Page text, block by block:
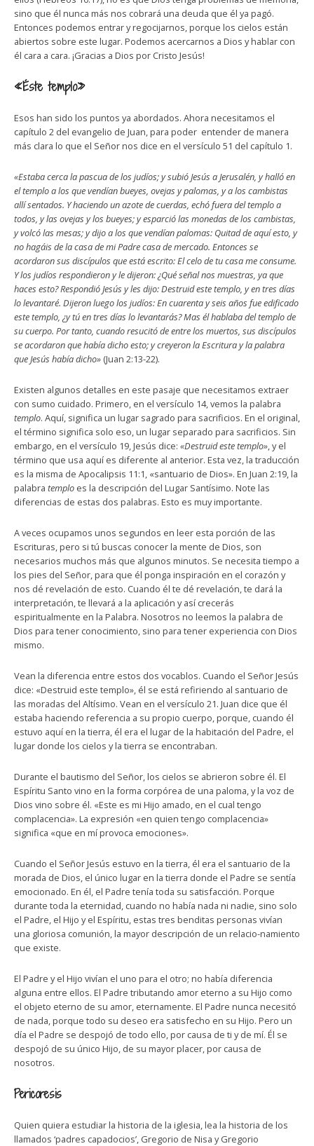
sino que él nunca más nos cobrará una deuda que él ya pagó.
Entonces podemos entrar y regocijarnos, porque los cielos están
abiertos sobre este lugar. Podemos acercarnos a Dios y hablar con
él cara a cara. ¡Gracias a Dios por Cristo Jesús!
«Éste templo»
Esos han sido los puntos ya abordados. Ahora necesitamos el
capítulo 2 del evangelio de Juan, para poder entender de manera
más clara lo que el Señor nos dice en el versículo 51 del capítulo 1.
«Estaba cerca la pascua de los judíos; y subió Jesús a Jerusalén, y halló en
el templo a los que vendían bueyes, ovejas y palomas, y a los cambistas
allí sentados. Y haciendo un azote de cuerdas, echó fuera del templo a
todos, y las ovejas y los bueyes; y esparció las monedas de los cambistas,
y volcó las mesas; y dijo a los que vendían palomas: Quitad de aquí esto, y
no hagáis de la casa de mi Padre casa de mercado. Entonces se
acordaron sus discípulos que está escrito: El celo de tu casa me consume.
Y los judíos respondieron y le dijeron: ¿Qué señal nos muestras, ya que
haces esto? Respondió Jesús y les dijo: Destruid este templo, y en tres días
lo levantaré. Dijeron luego los judíos: En cuarenta y seis años fue edificado
este templo, ¿y tú en tres días lo levantarás? Mas él hablaba del templo de
su cuerpo. Por tanto, cuando resucitó de entre los muertos, sus discípulos
se acordaron que había dicho esto; y creyeron la Escritura y la palabra
que Jesús había dicho» (Juan 2:13-22).
Existen algunos detalles en este pasaje que necesitamos extraer
con sumo cuidado. Primero, en el versículo 14, vemos la palabra
templo. Aquí, significa un lugar sagrado para sacrificios. En el original,
el término significa solo eso, un lugar separado para sacrificios. Sin
embargo, en el versículo 19, Jesús dice: «Destruid este templo», y el
término que usa aquí es diferente al anterior. Esta vez, la traducción
es la misma de Apocalipsis 11:1, «santuario de Dios». En Juan 2:19, la
palabra templo es la descripción del Lugar Santísimo. Note las
diferencias de estas dos palabras. Esto es muy importante.
A veces ocupamos unos segundos en leer esta porción de las
Escrituras, pero si tú buscas conocer la mente de Dios, son
necesarios muchos más que algunos minutos. Se necesita tiempo a
los pies del Señor, para que él ponga inspiración en el corazón y
nos dé revelación de esto. Cuando él te dé revelación, te dará la
interpretación, te llevará a la aplicación y así crecerás
espiritualmente en la Palabra. Nosotros no leemos la palabra de
Dios para tener conocimiento, sino para tener experiencia con Dios
mismo.
Vean la diferencia entre estos dos vocablos. Cuando el Señor Jesús
dice: «Destruid este templo», él se está refiriendo al santuario de
las moradas del Altísimo. Vean en el versículo 21. Juan dice que él
estaba haciendo referencia a su propio cuerpo, porque, cuando él
estuvo aquí en la tierra, él era el lugar de la habitación del Padre, el
lugar donde los cielos y la tierra se encontraban.
Durante el bautismo del Señor, los cielos se abrieron sobre él. El
Espíritu Santo vino en la forma corpórea de una paloma, y la voz de
Dios vino sobre él. «Este es mi Hijo amado, en el cual tengo
complacencia». La expresión «en quien tengo complacencia»
significa «que en mí provoca emociones».
Cuando el Señor Jesús estuvo en la tierra, él era el santuario de la
morada de Dios, el único lugar en la tierra donde el Padre se sentía
emocionado. En él, el Padre tenía toda su satisfacción. Porque
durante toda la eternidad, cuando no había nada ni nadie, sino solo
el Padre, el Hijo y el Espíritu, estas tres benditas personas vivían
una gloriosa comunión, la mayor descripción de un relacio-namiento
que existe.
El Padre y el Hijo vivían el uno para el otro; no había diferencia
alguna entre ellos. El Padre tributando amor eterno a su Hijo como
el objeto eterno de su amor, eternamente. El Padre nunca necesitó
de nada, porque todo su deseo era satisfecho en su Hijo. Pero un
día el Padre se despojó de todo ello, por causa de ti y de mí. Él se
despojó de su único Hijo, de su mayor placer, por causa de
nosotros.
Pericoresis
Quien quiera estudiar la historia de la iglesia, lea la historia de los
llamados ‘padres capadocios’, Gregorio de Nisa y Gregorio